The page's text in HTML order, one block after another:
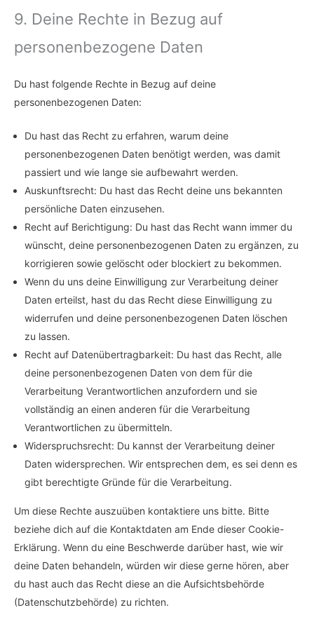
9. Deine Rechte in Bezug auf
personenbezogene Daten
Du hast folgende Rechte in Bezug auf deine
personenbezogenen Daten:
Du hast das Recht zu erfahren, warum deine
personenbezogenen Daten benötigt werden, was damit
passiert und wie lange sie aufbewahrt werden.
Auskunftsrecht: Du hast das Recht deine uns bekannten
persönliche Daten einzusehen.
Recht auf Berichtigung: Du hast das Recht wann immer du
wünscht, deine personenbezogenen Daten zu ergänzen, zu
korrigieren sowie gelöscht oder blockiert zu bekommen.
Wenn du uns deine Einwilligung zur Verarbeitung deiner
Daten erteilst, hast du das Recht diese Einwilligung zu
widerrufen und deine personenbezogenen Daten löschen
zu lassen.
Recht auf Datenübertragbarkeit: Du hast das Recht, alle
deine personenbezogenen Daten von dem für die
Verarbeitung Verantwortlichen anzufordern und sie
vollständig an einen anderen für die Verarbeitung
Verantwortlichen zu übermitteln.
Widerspruchsrecht: Du kannst der Verarbeitung deiner
Daten widersprechen. Wir entsprechen dem, es sei denn es
gibt berechtigte Gründe für die Verarbeitung.
Um diese Rechte auszuüben kontaktiere uns bitte. Bitte
beziehe dich auf die Kontaktdaten am Ende dieser Cookie-
Erklärung. Wenn du eine Beschwerde darüber hast, wie wir
deine Daten behandeln, würden wir diese gerne hören, aber
du hast auch das Recht diese an die Aufsichtsbehörde
(Datenschutzbehörde) zu richten.